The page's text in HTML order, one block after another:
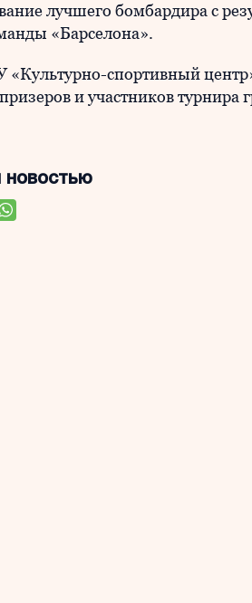
лучшего бомбардира с
«Барселона».
спортивный
и участников
новостью